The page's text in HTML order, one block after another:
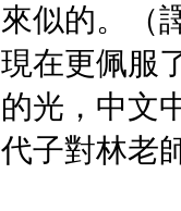
來似的。
在更佩服
光，中文
子對林老